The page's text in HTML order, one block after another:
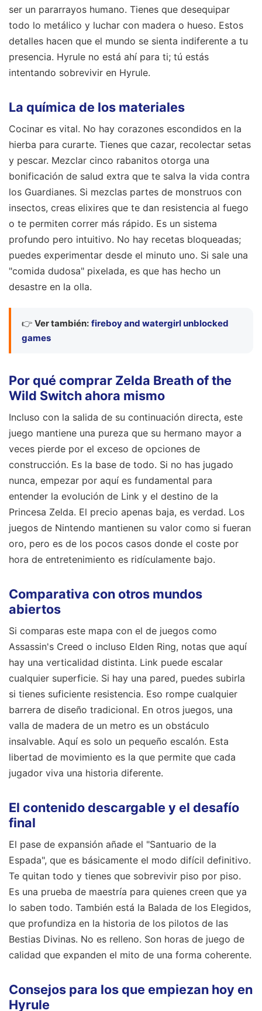
ser un pararrayos humano. Tienes que desequipar
todo lo metálico y luchar con madera o hueso. Estos
detalles hacen que el mundo se sienta indiferente a tu
presencia. Hyrule no está ahí para ti; tú estás
intentando sobrevivir en Hyrule.
La química de los materiales
Cocinar es vital. No hay corazones escondidos en la
hierba para curarte. Tienes que cazar, recolectar setas
y pescar. Mezclar cinco rabanitos otorga una
bonificación de salud extra que te salva la vida contra
los Guardianes. Si mezclas partes de monstruos con
insectos, creas elixires que te dan resistencia al fuego
o te permiten correr más rápido. Es un sistema
profundo pero intuitivo. No hay recetas bloqueadas;
puedes experimentar desde el minuto uno. Si sale una
"comida dudosa" pixelada, es que has hecho un
desastre en la olla.
👉 Ver también: fireboy and watergirl unblocked
games
Por qué comprar Zelda Breath of the
Wild Switch ahora mismo
Incluso con la salida de su continuación directa, este
juego mantiene una pureza que su hermano mayor a
veces pierde por el exceso de opciones de
construcción. Es la base de todo. Si no has jugado
nunca, empezar por aquí es fundamental para
entender la evolución de Link y el destino de la
Princesa Zelda. El precio apenas baja, es verdad. Los
juegos de Nintendo mantienen su valor como si fueran
oro, pero es de los pocos casos donde el coste por
hora de entretenimiento es ridículamente bajo.
Comparativa con otros mundos
abiertos
Si comparas este mapa con el de juegos como
Assassin's Creed o incluso Elden Ring, notas que aquí
hay una verticalidad distinta. Link puede escalar
cualquier superficie. Si hay una pared, puedes subirla
si tienes suficiente resistencia. Eso rompe cualquier
barrera de diseño tradicional. En otros juegos, una
valla de madera de un metro es un obstáculo
insalvable. Aquí es solo un pequeño escalón. Esta
libertad de movimiento es la que permite que cada
jugador viva una historia diferente.
El contenido descargable y el desafío
final
El pase de expansión añade el "Santuario de la
Espada", que es básicamente el modo difícil definitivo.
Te quitan todo y tienes que sobrevivir piso por piso.
Es una prueba de maestría para quienes creen que ya
lo saben todo. También está la Balada de los Elegidos,
que profundiza en la historia de los pilotos de las
Bestias Divinas. No es relleno. Son horas de juego de
calidad que expanden el mito de una forma coherente.
Consejos para los que empiezan hoy en
Hyrule